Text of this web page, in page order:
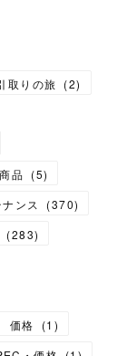
取りの旅 (2)
品 (5)
ンス (370)
(283)
価格
(1 )